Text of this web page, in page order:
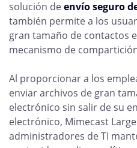
solución deenvío seguro
también permite a los
gran tamaño de contactos
mecanismo de
Al proporcionar a los
enviar archivos de gran
electrónico sin salir de su
electrónico, Mimecast
administradores de TI